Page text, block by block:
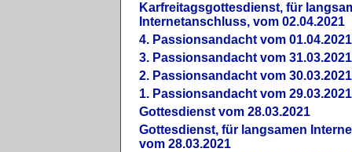
Karfreitagsgottesdienst, für
Internetanschluss, vom 02.04.2021
4. Passionsandacht vom 01.04.2021
3. Passionsandacht vom 31.03.2021
2. Passionsandacht vom 30.03.2021
1. Passionsandacht vom 29.03.2021
Gottesdienst vom 28.03.2021
Gottesdienst, für langsamen
vom 28.03.2021